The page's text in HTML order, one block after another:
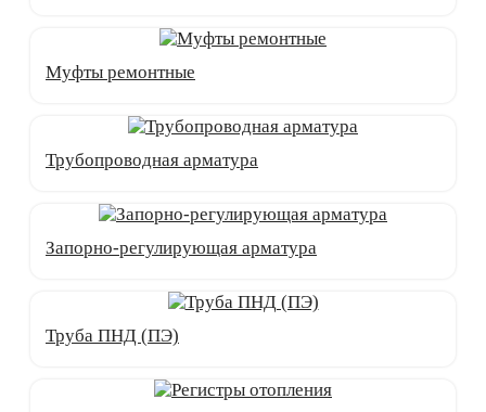
Муфты ремонтные
Трубопроводная арматура
Запорно-регулирующая арматура
Труба ПНД (ПЭ)